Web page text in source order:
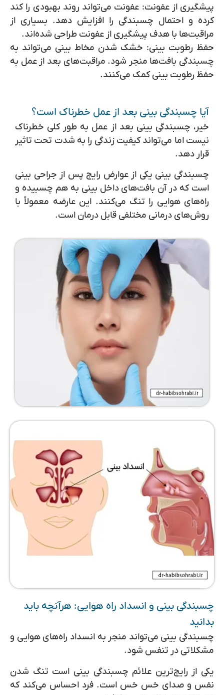
پیشگیری از عفونت:عفونت می‌تواند روند بهبودی را کند
کرده و احتمال چسبندگی را افزایش دهد. بسیاری از
مراقبت‌ها با هدف پیشگیری از عفونت طراحی شده‌اند.
حفظ رطوبت بینی:خشک شدن مخاط بینی می‌تواند به
چسبندگی بافت‌ها منجر شود. مراقبت‌های بعد از عمل به
حفظ رطوبت بینی کمک می‌کنند.
آیا چسبندگی بینی بعد از عمل خطرناک است؟
خیر، چسبندگی بینی بعد از عمل به طور کلی خطرناک
نیست اما می‌تواند کیفیت زندگی را به شدت تحت تاثیر
قرار دهد.
چسبندگی بینی یکی از عوارض رایج پس از جراحی بینی
است که در آن بافت‌های داخل بینی به هم چسبیده و
راه‌های هوایی را تنگ می‌کنند. این عارضه معمولاً با
روش‌های درمانی مختلفی قابل درمان است.
چسبندگی بینی و انسداد راه هوایی: هرآنچه باید
بدانید
چسبندگی بینی می‌تواند منجر به انسداد راه‌های هوایی و
مشکلاتی در تنفس شود.
یکی از رایج‌ترین علائم چسبندگی بینی است تنگ شدن
نفس و صدای خس خس است. فرد احساس می‌کند که